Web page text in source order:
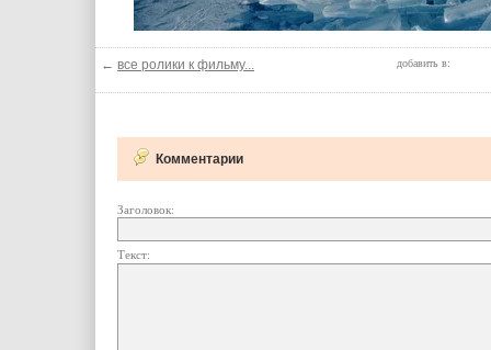
← все ролики к фильму... добавить в:
Комментарии
Заголовок:
Текст: